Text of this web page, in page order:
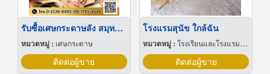
รับซื้อเศษกระดาษลัง สมุทรปราการ
หมวดหมู่ : เศษกระดาษ
ติดต่อผู้ขาย
โรงแรมสุนัข ใกล้ฉัน
หมวดหมู่ : โรงเรียนและโรงแรมสำหรับสัตว์เลี้ยง
ติดต่อผู้ขาย